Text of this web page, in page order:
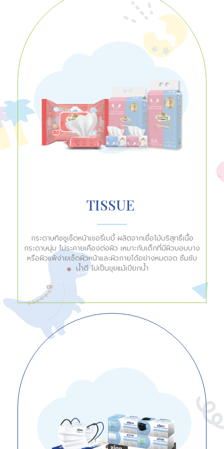
TISSUE
กระดาษทิชชูเช็ดหน้าเชอรี่เบบี้ ผลิตจากเยื่อไม้บริสุทธิ์เนื้อ
กระดาษนุ่ม ไม่ระคายเคืองต่อผิว เหมาะกับเด็กที่มีผิวบอบบาง
หรือผิวแพ้ง่ายเช็ดผิวหน้าและผิวกายได้อย่างหมดจด ซึมซับ